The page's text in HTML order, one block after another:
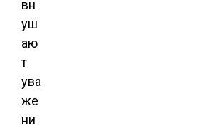
вн
уш
аю
т
ува
же
ни